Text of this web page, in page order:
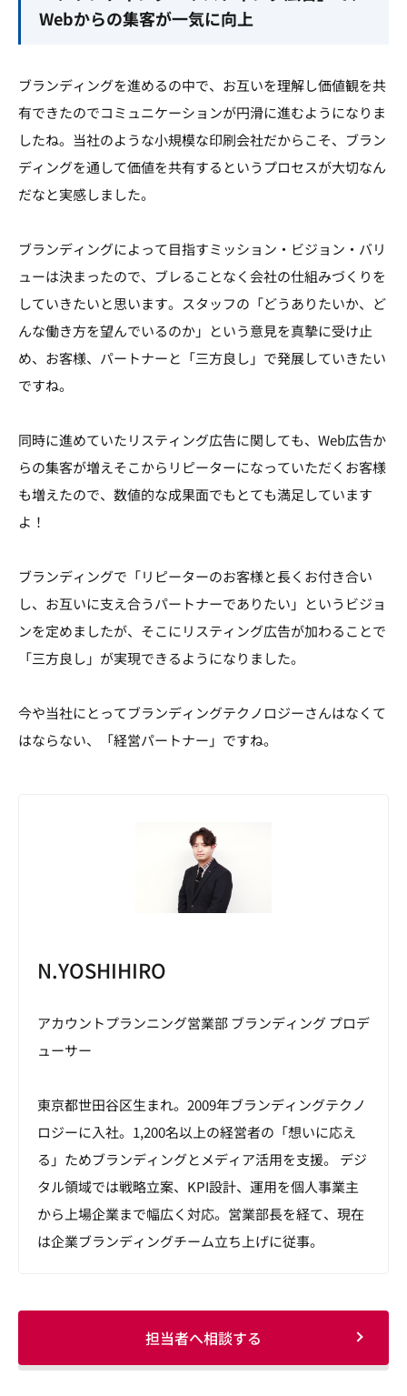
Webからの集客が一気に向上
ブランディングを進めるの中で、お互いを理解し価値観を共
有できたのでコミュニケーションが円滑に進むようになりま
したね。当社のような小規模な印刷会社だからこそ、ブラン
ディングを通して価値を共有するというプロセスが大切なん
だなと実感しました。
ブランディングによって目指すミッション・ビジョン・バリ
ューは決まったので、ブレることなく会社の仕組みづくりを
していきたいと思います。スタッフの「どうありたいか、ど
んな働き方を望んでいるのか」という意見を真摯に受け止
め、お客様、パートナーと「三方良し」で発展していきたい
ですね。
同時に進めていたリスティング広告に関しても、Web広告か
らの集客が増えそこからリピーターになっていただくお客様
も増えたので、数値的な成果面でもとても満足しています
よ！
ブランディングで「リピーターのお客様と長くお付き合い
し、お互いに支え合うパートナーでありたい」というビジョ
ンを定めましたが、そこにリスティング広告が加わることで
「三方良し」が実現できるようになりました。
今や当社にとってブランディングテクノロジーさんはなくて
はならない、「経営パートナー」ですね。
N.YOSHIHIRO
アカウントプランニング営業部 ブランディング プロデ
ューサー
東京都世田谷区生まれ。2009年ブランディングテクノ
ロジーに入社。1,200名以上の経営者の「想いに応え
る」ためブランディングとメディア活用を支援。 デジ
タル領域では戦略立案、KPI設計、運用を個人事業主
から上場企業まで幅広く対応。営業部長を経て、現在
は企業ブランディングチーム立ち上げに従事。
担当者へ相談する